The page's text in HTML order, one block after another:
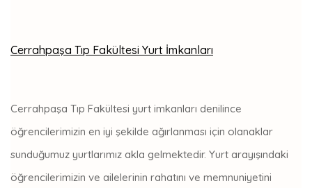
Cerrahpaşa Tıp Fakültesi Yurt İmkanları
Cerrahpaşa Tıp Fakültesi yurt imkanları denilince
öğrencilerimizin en iyi şekilde ağırlanması için olanaklar
sunduğumuz yurtlarımız akla gelmektedir. Yurt arayışındaki
öğrencilerimizin ve ailelerinin rahatını ve memnuniyetini